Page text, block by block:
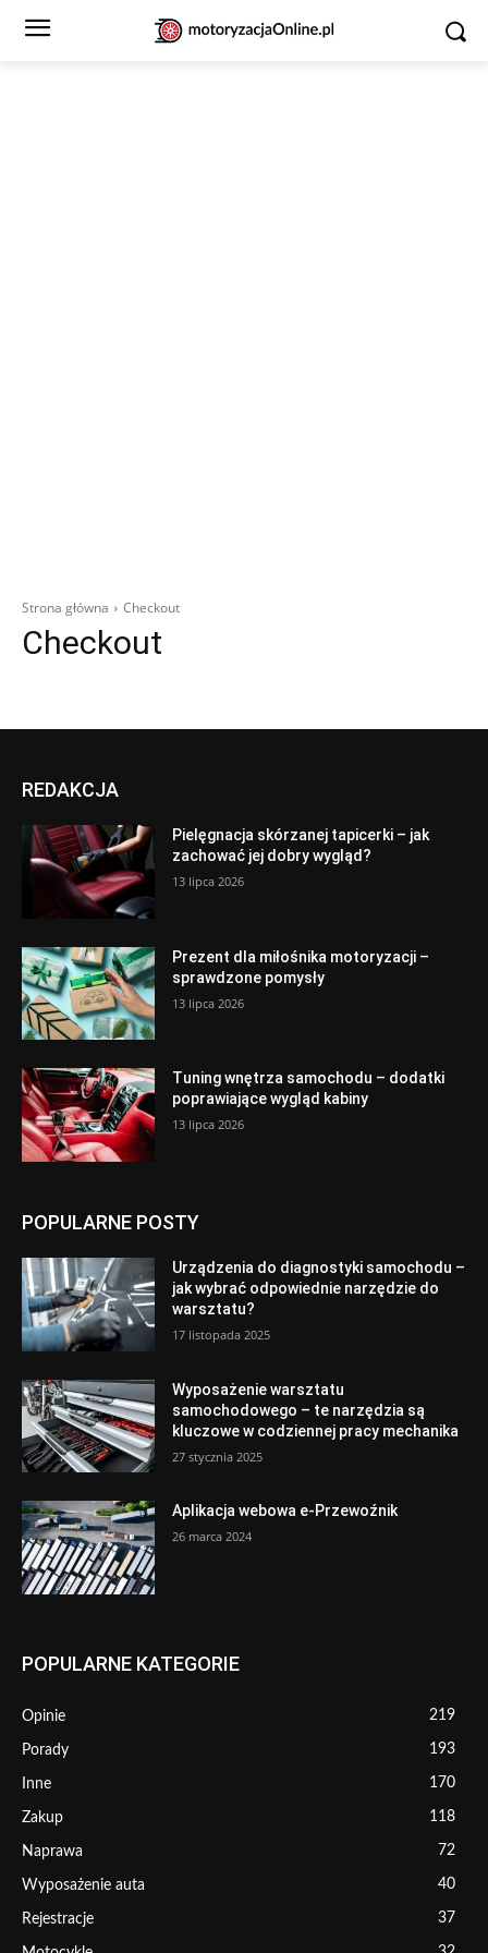
Strona główna Checkout
Checkout
REDAKCJA
Pielęgnacja skórzanej tapicerki – jak
zachować jej dobry wygląd?
13 lipca 2026
Prezent dla miłośnika motoryzacji –
sprawdzone pomysły
13 lipca 2026
Tuning wnętrza samochodu – dodatki
poprawiające wygląd kabiny
13 lipca 2026
POPULARNE POSTY
Urządzenia do diagnostyki samochodu –
jak wybrać odpowiednie narzędzie do
warsztatu?
17 listopada 2025
Wyposażenie warsztatu
samochodowego – te narzędzia są
kluczowe w codziennej pracy mechanika
27 stycznia 2025
Aplikacja webowa e-Przewoźnik
26 marca 2024
POPULARNE KATEGORIE
Opinie 219
Porady 193
Inne 170
Zakup 118
Naprawa 72
Wyposażenie auta 40
Rejestracje 37